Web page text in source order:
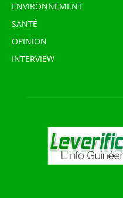
ENVIRONNEMENT
SANTÉ
OPINION
INTERVIEW